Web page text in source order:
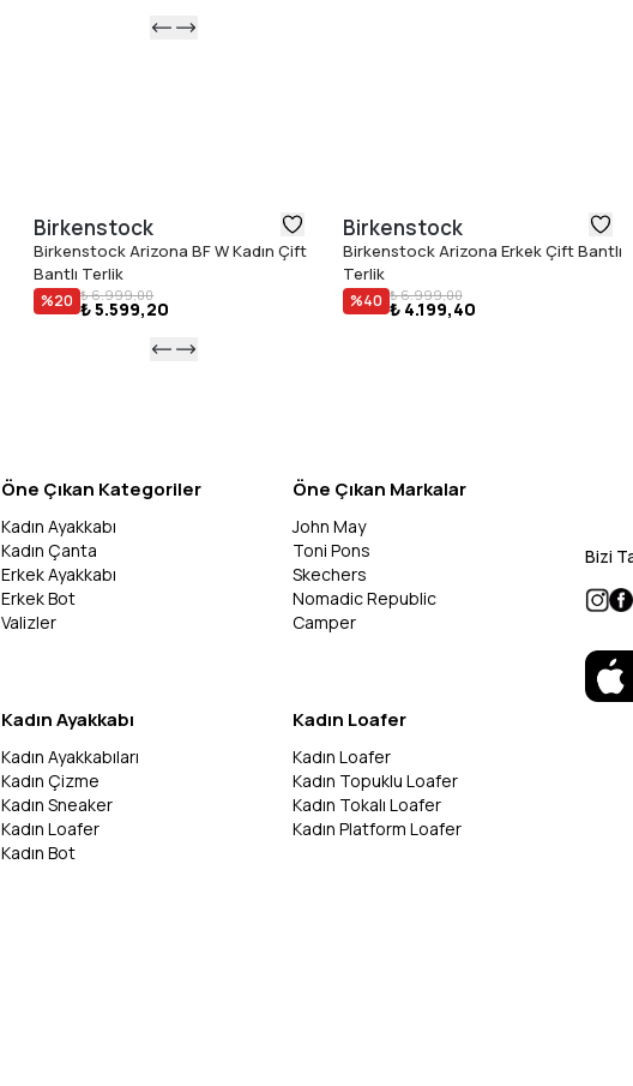
Birkenstock
Birkenstock Arizona BF W Kadın Çift
Bantlı Terlik
%20 ₺ 6.999,00
₺ 5.599,20
Birkenstock
Birkenstock Arizona Erkek Çift Bantlı
Terlik
%40 ₺ 6.999,00
₺ 4.199,40
Öne Çıkan Kategoriler
Kadın Ayakkabı
Kadın Çanta
Erkek Ayakkabı
Erkek Bot
Valizler
Öne Çıkan Markalar
John May
Toni Pons
Skechers
Nomadic Republic
Camper
Kadın Ayakkabı
Kadın Ayakkabıları
Kadın Çizme
Kadın Sneaker
Kadın Loafer
Kadın Bot
Kadın Loafer
Kadın Loafer
Kadın Topuklu Loafer
Kadın Tokalı Loafer
Kadın Platform Loafer
Bizi